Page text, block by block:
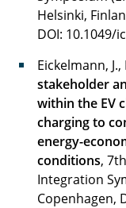
Hoffmann
Jackmann
Jelden Timo
Jennert Torben
Klöpping
Helsinki,
DOI: 10.1049/
Eickelmann,
stakeholder
within the EV
charging to
energy-
conditions,
Integration
Copenhagen,